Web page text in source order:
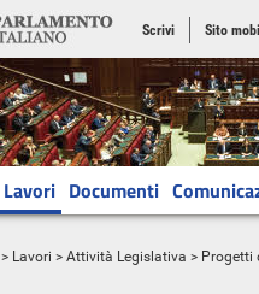
Scrivi Sito
Lavori Documenti
> Lavori > Attività Legislativa > Progetti